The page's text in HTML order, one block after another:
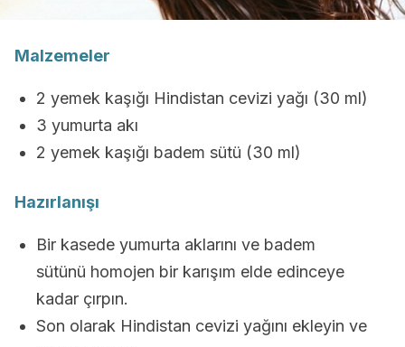
Malzemeler
2 yemek kaşığı Hindistan cevizi yağı (30 ml)
3 yumurta akı
2 yemek kaşığı badem sütü (30 ml)
Hazırlanışı
Bir kasede yumurta aklarını ve badem
sütünü homojen bir karışım elde edinceye
kadar çırpın.
Son olarak Hindistan cevizi yağını ekleyin ve